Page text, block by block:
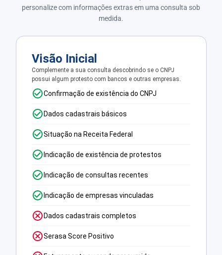
personalize com informações extras em uma consulta sob
medida.
Visão Inicial
Complemente a sua consulta descobrindo se o CNPJ
possui algum protesto com bancos e outras empresas.
Confirmação de existência do CNPJ
Dados cadastrais básicos
Situação na Receita Federal
Indicação de existência de protestos
Indicação de consultas recentes
Indicação de empresas vinculadas
Dados cadastrais completos
Serasa Score Positivo